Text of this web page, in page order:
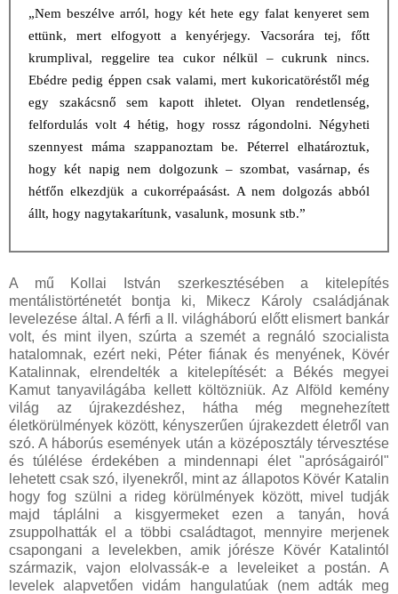
„Nem beszélve arról, hogy két hete egy falat kenyeret sem
ettünk, mert elfogyott a kenyérjegy. Vacsorára tej, főtt
krumplival, reggelire tea cukor nélkül – cukrunk nincs.
Ebédre pedig éppen csak valami, mert kukoricatöréstől még
egy szakácsnő sem kapott ihletet. Olyan rendetlenség,
felfordulás volt 4 hétig, hogy rossz rágondolni. Négyheti
szennyest máma szappanoztam be. Péterrel elhatároztuk,
hogy két napig nem dolgozunk – szombat, vasárnap, és
hétfőn elkezdjük acukorrépaásást. A nem dolgozás abból
állt, hogy nagytakarítunk, vasalunk, mosunk stb.”
A mű Kollai István szerkesztésében a kitelepítés
mentálistörténetét bontja ki, Mikecz Károly családjának
levelezése által. A férfi a II. világháború előtt elismert bankár
volt, és mint ilyen, szúrta a szemét a regnáló szocialista
hatalomnak, ezért neki, Péter fiának és menyének, Kövér
Katalinnak, elrendelték a kitelepítését: a Békés megyei
Kamut tanyavilágába kellett költözniük. Az Alföld kemény
világ az újrakezdéshez, hátha még megnehezített
életkörülmények között, kényszerűen újrakezdett életről van
szó. A háborús események után a középosztály térvesztése
és túlélése érdekében a mindennapi élet "apróságairól"
lehetett csak szó, ilyenekről, mint az állapotos Kövér Katalin
hogy fog szülni a rideg körülmények között, mivel tudják
majd táplálni a kisgyermeket ezen a tanyán, hová
zsuppolhatták el a többi családtagot, mennyire merjenek
csapongani a levelekben, amik jórésze Kövér Katalintól
származik, vajon elolvassák-e a leveleiket a postán. A
levelek alapvetően vidám hangulatúak (nem adták meg